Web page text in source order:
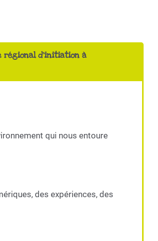
régional d'initiation à
qui nous entoure
des expériences, des